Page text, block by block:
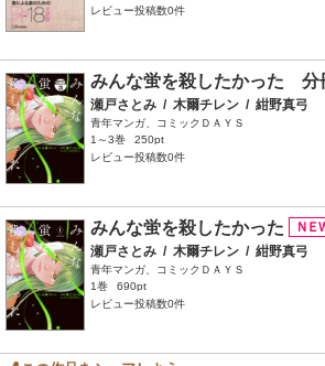
レビュー投稿数0件
みんな蛍を殺したかった 分
瀬戸さとみ / 木爾チレン / 紺野真弓
青年マンガ、コミックＤＡＹＳ
1～3巻
250pt
レビュー投稿数0件
みんな蛍を殺したかった
瀬戸さとみ / 木爾チレン / 紺野真弓
青年マンガ、コミックＤＡＹＳ
1巻
690pt
レビュー投稿数0件